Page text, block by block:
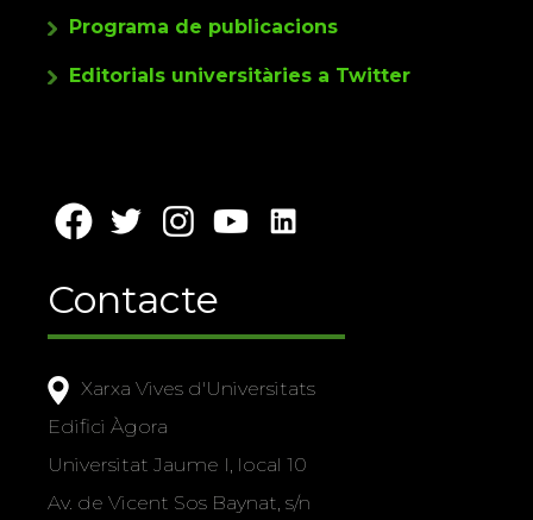
Programa de publicacions
Editorials universitàries a Twitter
Contacte
Xarxa Vives d'Universitats
Edifici Àgora
Universitat Jaume I, local 10
Av. de Vicent Sos Baynat, s/n